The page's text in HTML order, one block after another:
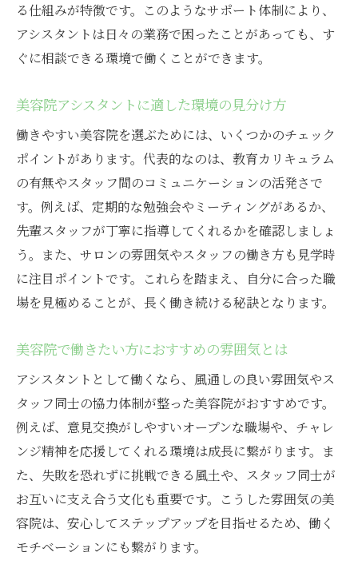
る仕組みが特徴です。このようなサポート体制により、
アシスタントは日々の業務で困ったことがあっても、す
ぐに相談できる環境で働くことができます。
美容院アシスタントに適した環境の見分け方
働きやすい美容院を選ぶためには、いくつかのチェック
ポイントがあります。代表的なのは、教育カリキュラム
の有無やスタッフ間のコミュニケーションの活発さで
す。例えば、定期的な勉強会やミーティングがあるか、
先輩スタッフが丁寧に指導してくれるかを確認しましょ
う。また、サロンの雰囲気やスタッフの働き方も見学時
に注目ポイントです。これらを踏まえ、自分に合った職
場を見極めることが、長く働き続ける秘訣となります。
美容院で働きたい方におすすめの雰囲気とは
アシスタントとして働くなら、風通しの良い雰囲気やス
タッフ同士の協力体制が整った美容院がおすすめです。
例えば、意見交換がしやすいオープンな職場や、チャレ
ンジ精神を応援してくれる環境は成長に繋がります。ま
た、失敗を恐れずに挑戦できる風土や、スタッフ同士が
お互いに支え合う文化も重要です。こうした雰囲気の美
容院は、安心してステップアップを目指せるため、働く
モチベーションにも繋がります。